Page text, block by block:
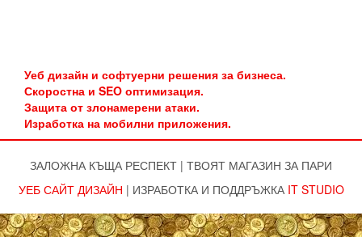
Уеб дизайн и софтуерни решения за бизнеса.
Скоростна и SEO оптимизация.
Защита от злонамерени атаки.
Изработка на мобилни приложения.
ЗАЛОЖНА КЪЩА РЕСПЕКТ | ТВОЯТ МАГАЗИН ЗА ПАРИ
УЕБ САЙТ ДИЗАЙН | ИЗРАБОТКА И ПОДДРЪЖКА IT STUDIO